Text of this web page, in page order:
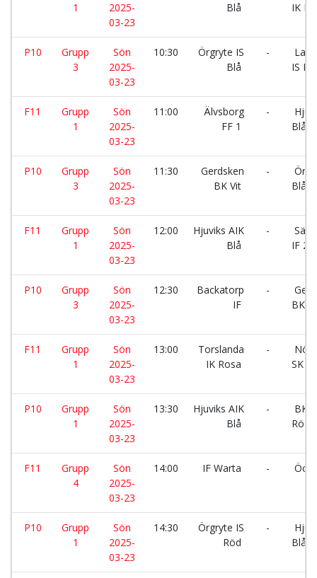
1
2025-
03-23
Blå
IK
P10
Grupp
3
Sön
2025-
03-23
10:30
Örgryte IS
Blå
-
IS
F11
Grupp
1
Sön
2025-
03-23
11:00
Älvsborg
FF 1
-
Blå
P10
Grupp
3
Sön
2025-
03-23
11:30
Gerdsken
BK Vit
-
Blå
F11
Grupp
1
Sön
2025-
03-23
12:00
Hjuviks AIK
Blå
-
IF 2
P10
Grupp
3
Sön
2025-
03-23
12:30
Backatorp
IF
-
BK
F11
Grupp
1
Sön
2025-
03-23
13:00
Torslanda
IK Rosa
-
SK 3
P10
Grupp
1
Sön
2025-
03-23
13:30
Hjuviks AIK
Blå
-
BK
Röd
F11
Grupp
4
Sön
2025-
03-23
14:00 IF Warta -
P10
Grupp
1
Sön
2025-
03-23
14:30
Örgryte IS
Röd
-
Blå